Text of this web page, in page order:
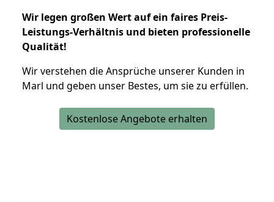
Wir legen großen Wert auf ein faires Preis-
Leistungs-Verhältnis und bieten professionelle
Qualität!
Wir verstehen die Ansprüche unserer Kunden in
Marl und geben unser Bestes, um sie zu erfüllen.
Kostenlose Angebote erhalten